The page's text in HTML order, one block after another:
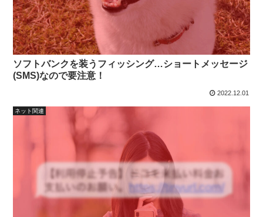
ソフトバンクを装うフィッシング…ショートメッセージ
(SMS)なので要注意！
2022.12.01
ネット関連